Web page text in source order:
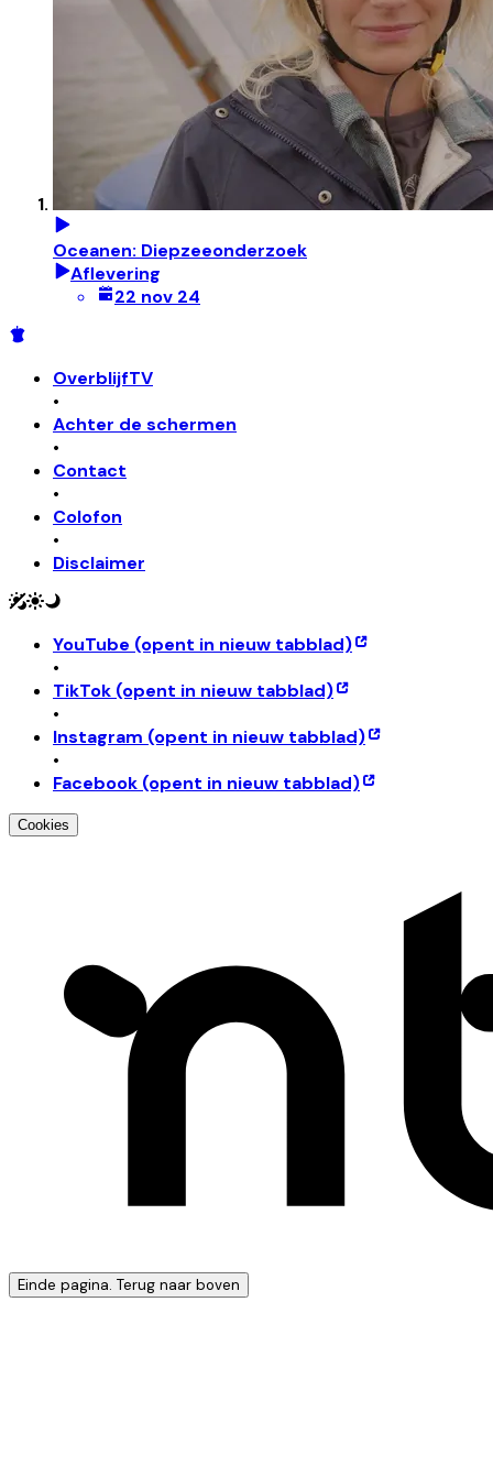
Oceanen: Diepzeeonderzoek
Aflevering
22 nov 24
OverblijfTV
•
Achter de schermen
•
Contact
•
Colofon
•
Disclaimer
YouTube (opent in nieuw tabblad)
•
TikTok (opent in nieuw tabblad)
•
Instagram (opent in nieuw tabblad)
•
Facebook (opent in nieuw tabblad)
Cookies
Einde pagina. Terug naar boven